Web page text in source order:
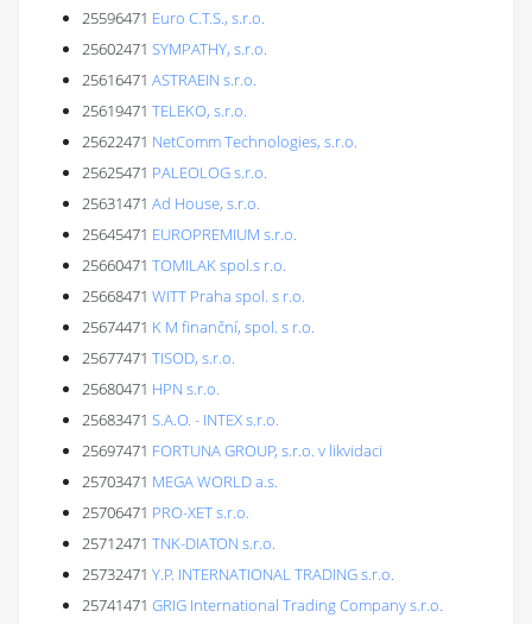
25596471 Euro C.T.S., s.r.o.
25602471 SYMPATHY, s.r.o.
25616471 ASTRAEIN s.r.o.
25619471 TELEKO, s.r.o.
25622471 NetComm Technologies, s.r.o.
25625471 PALEOLOG s.r.o.
25631471 Ad House, s.r.o.
25645471 EUROPREMIUM s.r.o.
25660471 TOMILAK spol.s r.o.
25668471 WITT Praha spol. s r.o.
25674471 K M finanční, spol. s r.o.
25677471 TISOD, s.r.o.
25680471 HPN s.r.o.
25683471 S.A.O. - INTEX s.r.o.
25697471 FORTUNA GROUP, s.r.o. v likvidaci
25703471 MEGA WORLD a.s.
25706471 PRO-XET s.r.o.
25712471 TNK-DIATON s.r.o.
25732471 Y.P. INTERNATIONAL TRADING s.r.o.
25741471 GRIG International Trading Company s.r.o.